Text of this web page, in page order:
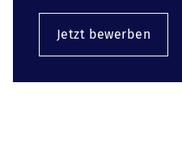
Jetzt bewerben